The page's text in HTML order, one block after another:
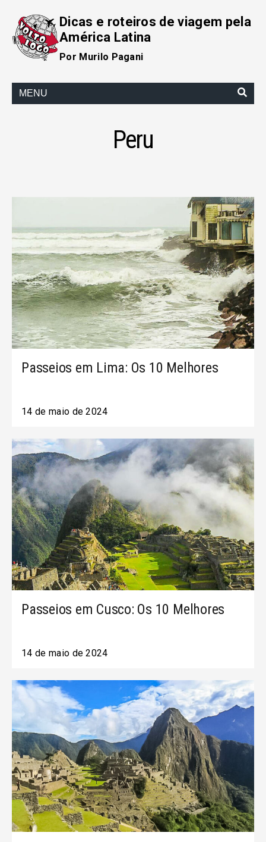
Dicas e roteiros de viagem pela
América Latina
Por Murilo Pagani
MENU
Peru
Passeios em Lima: Os 10 Melhores
14 de maio de 2024
Passeios em Cusco: Os 10 Melhores
14 de maio de 2024